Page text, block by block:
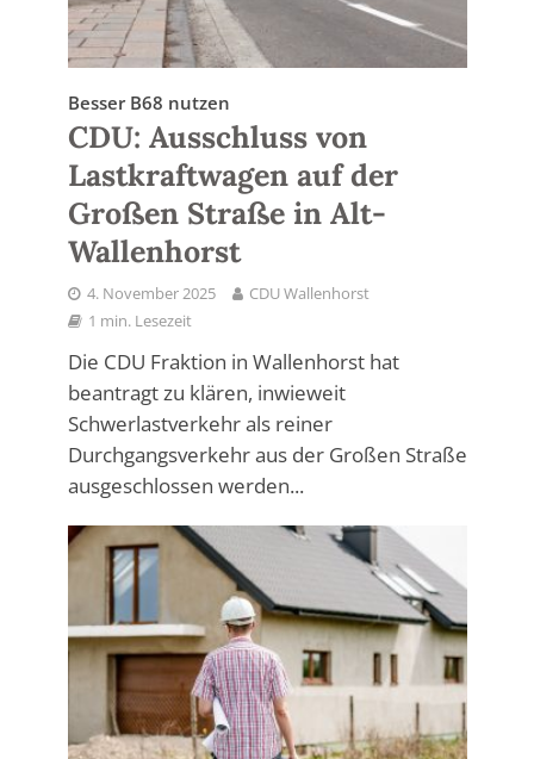
Besser B68 nutzen
CDU: Ausschluss von
Lastkraftwagen auf der
Großen Straße in Alt-
Wallenhorst
4. November 2025
CDU Wallenhorst
1 min. Lesezeit
Die CDU Fraktion in Wallenhorst hat
beantragt zu klären, inwieweit
Schwerlastverkehr als reiner
Durchgangsverkehr aus der Großen Straße
ausgeschlossen werden...